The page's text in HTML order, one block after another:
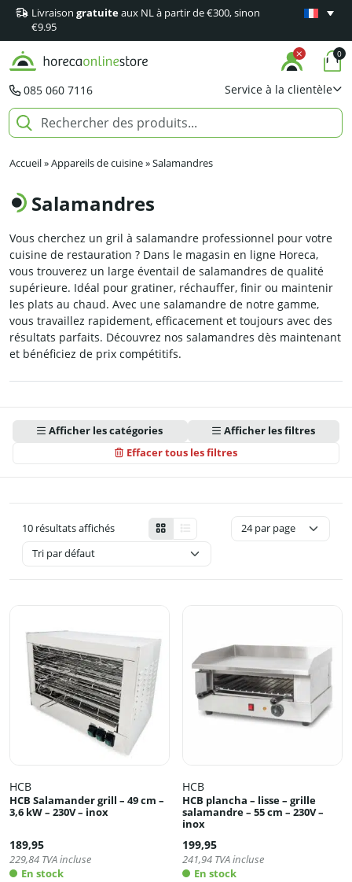
Livraison gratuiteaux NL à partir de €300, sinon
€9.95
Garantie
085 060 7116 Service à la clientèle
0
Accueil»Appareils de cuisine»Salamandres
Salamandres
Vous cherchez un gril à salamandre professionnel pour votre
cuisine de restauration ? Dans le magasin en ligne Horeca,
vous trouverez un large éventail de salamandres de qualité
supérieure. Idéal pour gratiner, réchauffer, finir ou maintenir
les plats au chaud. Avec une salamandre de notre gamme,
vous travaillez rapidement, efficacement et toujours avec des
résultats parfaits. Découvrez nos salamandres dès maintenant
et bénéficiez de prix compétitifs.
Afficher les catégories
Effacer tous les filtres
Afficher les filtres
10 résultats affichés
HCB
HCB Salamander grill – 49 cm –
3,6 kW – 230V – inox
189,95
229,84 TVA incluse
En stock
HCB
HCB plancha – lisse – grille
salamandre – 55 cm – 230V –
inox
199,95
241,94 TVA incluse
En stock